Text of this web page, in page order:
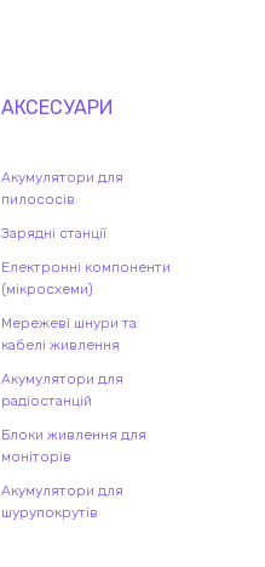
АКСЕСУАРИ
Акумулятори для
пилососів
Зарядні станції
Електронні компоненти
(мікросхеми)
Мережеві шнури та
кабелі живлення
Акумулятори для
радіостанцій
Блоки живлення для
моніторів
Акумулятори для
шурупокрутів